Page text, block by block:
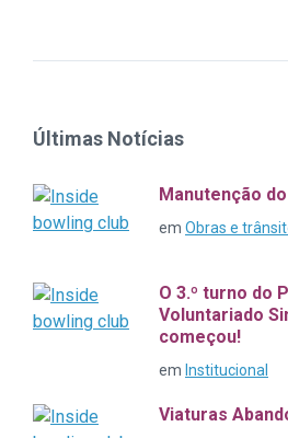
Últimas Notícias
Manutenção
em Obras e
O 3.º turno do
Voluntariado
começou!
em Institucional
Viaturas